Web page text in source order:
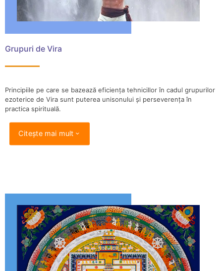
Grupuri de Vira
Principiile pe care se bazează eficiența tehnicillor în cadul grupurilor
ezoterice de Vira sunt puterea unisonului și perseverența în
practica spirituală.
Citește mai mult